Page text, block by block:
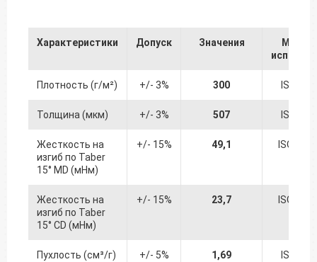
Характеристики Допуск Значения
Метод
Плотность (г/м²) +/- 3% 300 ISO 536
Толщина (мкм) +/- 3% 507 ISO 534
Жесткость на
изгиб по Taber
15° MD (мНм)
+/- 15% 49,1 ISO
Жесткость на
изгиб по Taber
15° CD (мНм)
+/- 15% 23,7 ISO
Пухлость (см³/г) +/- 5% 1,69 ISO 534